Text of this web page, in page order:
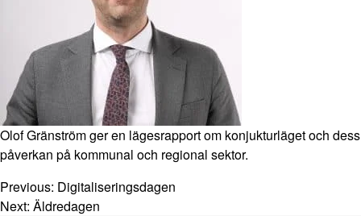
Olof Gränström ger en lägesrapport om konjukturläget och dess
påverkan på kommunal och regional sektor.
Previous: Digitaliseringsdagen
Next: Äldredagen